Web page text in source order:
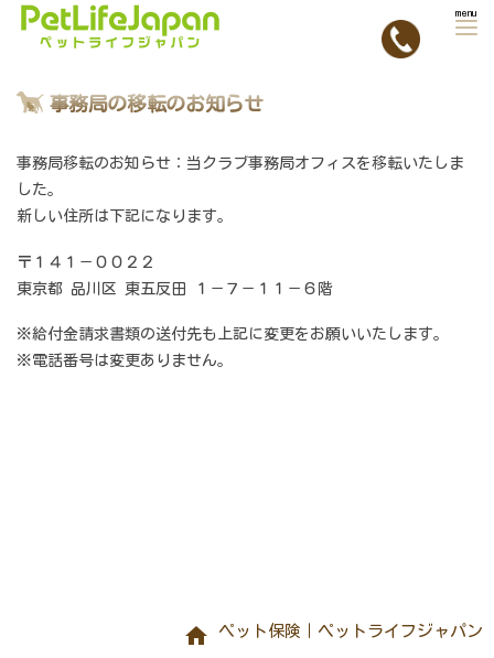
事務局の移転のお知らせ
事務局移転のお知らせ：当クラブ事務局オフィスを移転いたしま
した。
新しい住所は下記になります。
〒１４１－００２２
東京都 品川区 東五反田 １－７－１１－６階
※給付金請求書類の送付先も上記に変更をお願いいたします。
※電話番号は変更ありません。
home ペット保険｜ペットライフジャパン